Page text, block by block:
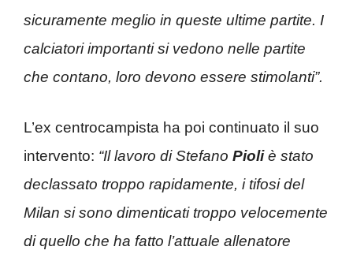
sicuramente meglio in queste ultime partite. I
calciatori importanti si vedono nelle partite
che contano, loro devono essere stimolanti”.
L’ex centrocampista ha poi continuato il suo
intervento: “Il lavoro di Stefano Pioliè stato
declassato troppo rapidamente, i tifosi del
Milan si sono dimenticati troppo velocemente
di quello che ha fatto l’attuale allenatore